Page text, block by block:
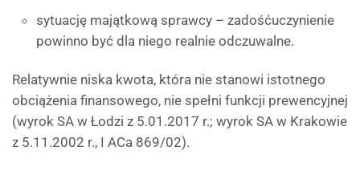
sytuację majątkową sprawcy – zadośćuczynienie
powinno być dla niego realnie odczuwalne.
Relatywnie niska kwota, która nie stanowi istotnego
obciążenia finansowego, nie spełni funkcji prewencyjnej
(wyrok SA w Łodzi z 5.01.2017 r.; wyrok SA w Krakowie
z 5.11.2002 r., I ACa 869/02).